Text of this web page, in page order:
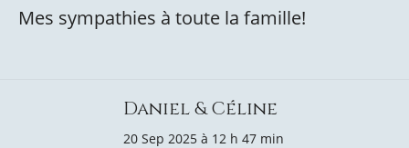
Mes sympathies à toute la famille!
Daniel & Céline
20 Sep 2025 à 12 h 47 min